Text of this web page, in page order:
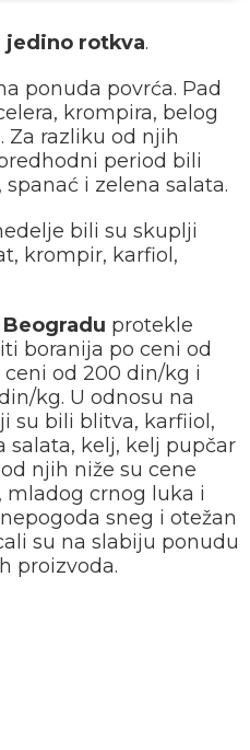
jedino rotkva.
ponuda povrća. Pad
krompira, belog
Za razliku od njih
period bili
i zelena salata.
bili su skuplji
krompir, karfiol,
protekle
boranija po ceni od
od 200 din/kg i
kg. U odnosu na
su bili blitva, karfiiol,
salata, kelj, kelj pupčar
njih niže su cene
mladog crnog luka i
sneg i otežan
su na slabiju ponudu
proizvoda.